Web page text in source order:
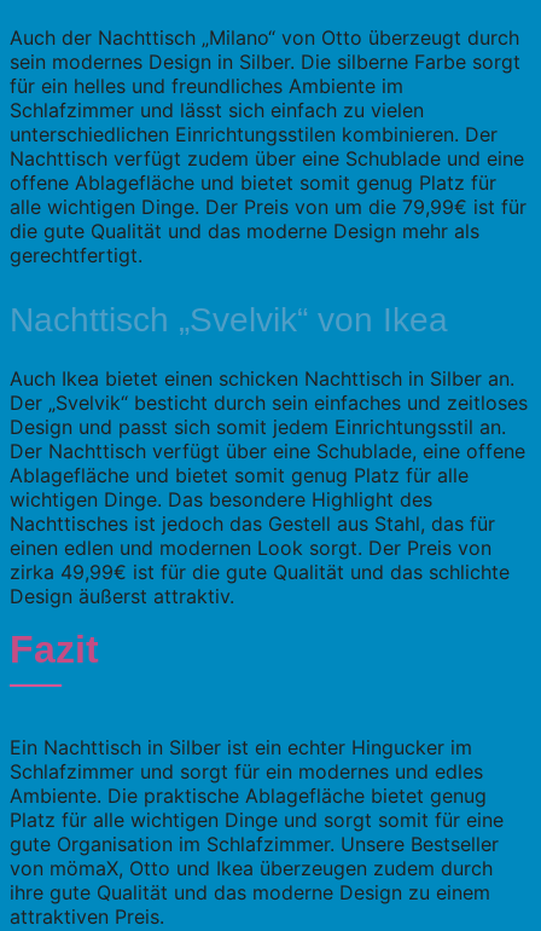
Auch der Nachttisch „Milano“ von Otto überzeugt durch
sein modernes Design in Silber. Die silberne Farbe sorgt
für ein helles und freundliches Ambiente im
Schlafzimmer und lässt sich einfach zu vielen
unterschiedlichen Einrichtungsstilen kombinieren. Der
Nachttisch verfügt zudem über eine Schublade und eine
offene Ablagefläche und bietet somit genug Platz für
alle wichtigen Dinge. Der Preis von um die 79,99€ ist für
die gute Qualität und das moderne Design mehr als
gerechtfertigt.
Nachttisch „Svelvik“ von Ikea
Auch Ikea bietet einen schicken Nachttisch in Silber an.
Der „Svelvik“ besticht durch sein einfaches und zeitloses
Design und passt sich somit jedem Einrichtungsstil an.
Der Nachttisch verfügt über eine Schublade, eine offene
Ablagefläche und bietet somit genug Platz für alle
wichtigen Dinge. Das besondere Highlight des
Nachttisches ist jedoch das Gestell aus Stahl, das für
einen edlen und modernen Look sorgt. Der Preis von
zirka 49,99€ ist für die gute Qualität und das schlichte
Design äußerst attraktiv.
Fazit
Ein Nachttisch in Silber ist ein echter Hingucker im
Schlafzimmer und sorgt für ein modernes und edles
Ambiente. Die praktische Ablagefläche bietet genug
Platz für alle wichtigen Dinge und sorgt somit für eine
gute Organisation im Schlafzimmer. Unsere Bestseller
von mömaX, Otto und Ikea überzeugen zudem durch
ihre gute Qualität und das moderne Design zu einem
attraktiven Preis.